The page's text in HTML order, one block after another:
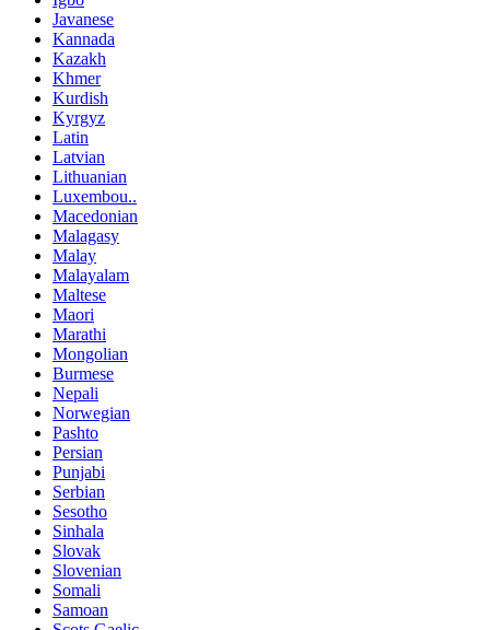
Javanese
Kannada
Kazakh
Khmer
Kurdish
Kyrgyz
Latin
Latvian
Lithuanian
Luxembou..
Macedonian
Malagasy
Malay
Malayalam
Maltese
Maori
Marathi
Mongolian
Burmese
Nepali
Norwegian
Pashto
Persian
Punjabi
Serbian
Sesotho
Sinhala
Slovak
Slovenian
Somali
Samoan